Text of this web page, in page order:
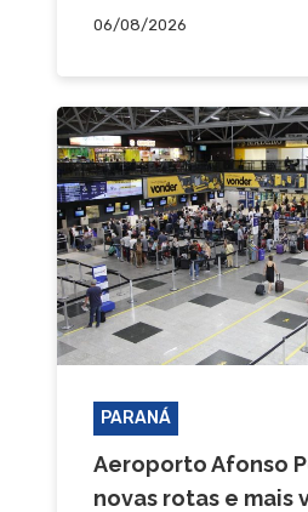
06/08/2026
PARANÁ
Aeroporto Afonso
novas rotas e mais